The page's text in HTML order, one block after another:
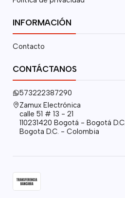
INFORMACIÓN
Contacto
CONTÁCTANOS
573222387290
Zamux Electrónica
calle 51 # 13 - 21
110231420 Bogotá - Bogotá D.C.
Bogota D.C. - Colombia